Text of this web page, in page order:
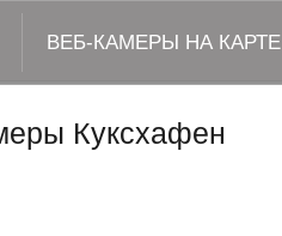
ВЕБ-КАМЕРЫ НА КАРТЕ
Куксхафен